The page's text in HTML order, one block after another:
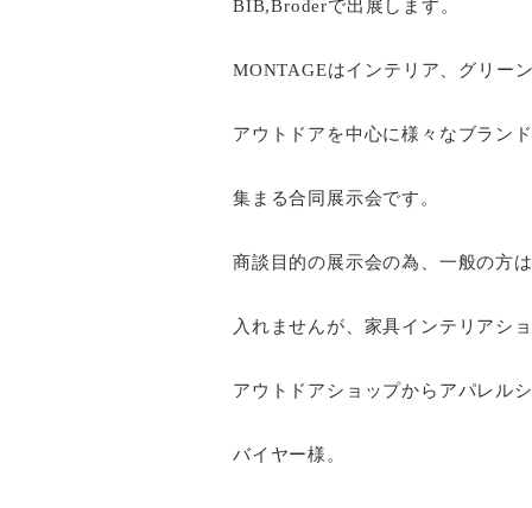
BIB,Broderで出展します。
MONTAGEはインテリア、グリーン
アウトドアを中心に様々なブラン
集まる合同展示会です。
商談目的の展示会の為、一般の方は
入れませんが、家具インテリアショ
アウトドアショップからアパレル
バイヤー様。